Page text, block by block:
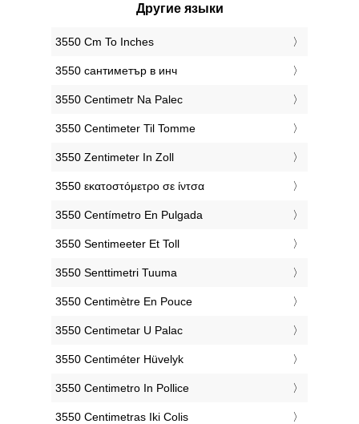
Другие языки
‎3550 Cm To Inches
‎3550 сантиметър в инч
‎3550 Centimetr Na Palec
‎3550 Centimeter Til Tomme
‎3550 Zentimeter In Zoll
‎3550 εκατοστόμετρο σε ίντσα
‎3550 Centímetro En Pulgada
‎3550 Sentimeeter Et Toll
‎3550 Senttimetri Tuuma
‎3550 Centimètre En Pouce
‎3550 Centimetar U Palac
‎3550 Centiméter Hüvelyk
‎3550 Centimetro In Pollice
‎3550 Centimetras Iki Colis